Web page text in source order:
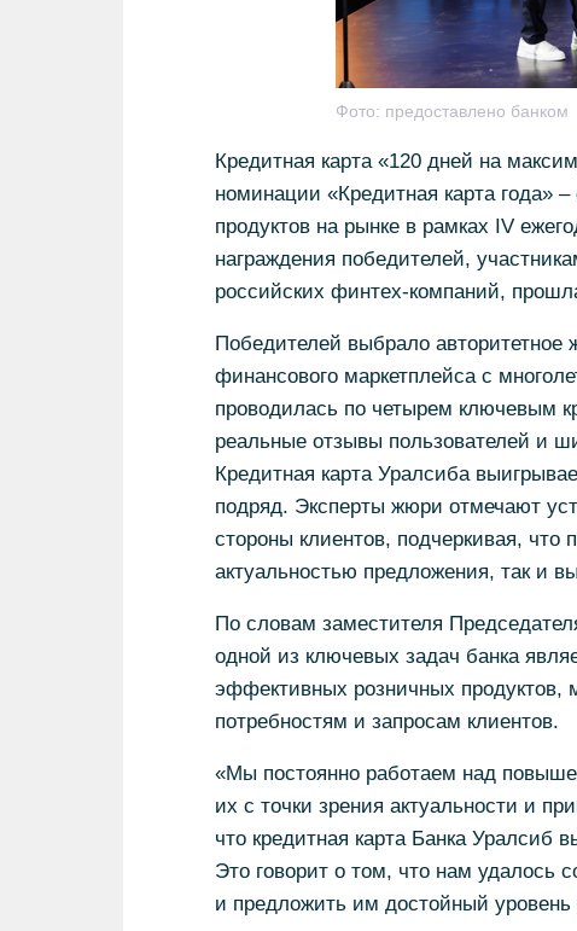
Фото: предоставлено банком
Кредитная карта «120 дней на
номинации «Кредитная карта года»
продуктов на рынке в рамках IV
награждения победителей,
российских финтех-компаний,
Победителей выбрало
финансового маркетплейса с
проводилась по четырем ключевым
реальные отзывы пользователей и
Кредитная карта Уралсиба
подряд. Эксперты жюри отмечают
стороны клиентов, подчеркивая, что
актуальностью предложения, так и
По словам заместителя
одной из ключевых задач банка
эффективных розничных продуктов,
потребностям и запросам клиентов.
«Мы постоянно работаем над
их с точки зрения актуальности и
что кредитная карта Банка Уралсиб
Это говорит о том, что нам удалось
и предложить им достойный